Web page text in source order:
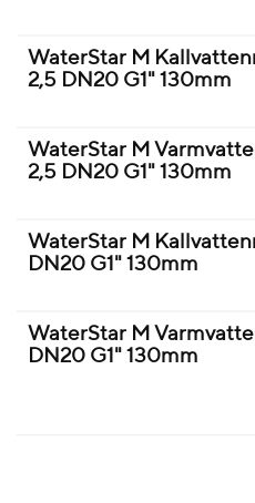
WaterStar M
2,5 DN20 G1" 130mm
WaterStar M
2,5 DN20 G1" 130mm
WaterStar M
DN20 G1" 130mm
WaterStar M
DN20 G1" 130mm